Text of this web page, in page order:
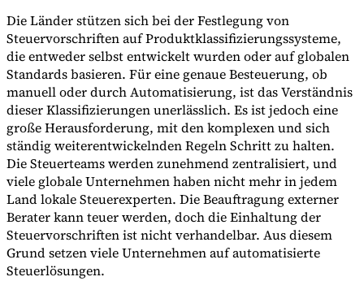
VAT für Anfänger
Indirekte Steuern 101
Die Länder stützen sich bei der Festlegung von
Steuervorschriften auf Produktklassifizierungssysteme,
die entweder selbst entwickelt wurden oder auf globalen
Standards basieren. Für eine genaue Besteuerung, ob
manuell oder durch Automatisierung, ist das Verständnis
dieser Klassifizierungen unerlässlich. Es ist jedoch eine
große Herausforderung, mit den komplexen und sich
ständig weiterentwickelnden Regeln Schritt zu halten.
Die Steuerteams werden zunehmend zentralisiert, und
viele globale Unternehmen haben nicht mehr in jedem
Land lokale Steuerexperten. Die Beauftragung externer
Berater kann teuer werden, doch die Einhaltung der
Steuervorschriften ist nicht verhandelbar. Aus diesem
Grund setzen viele Unternehmen auf automatisierte
Steuerlösungen.